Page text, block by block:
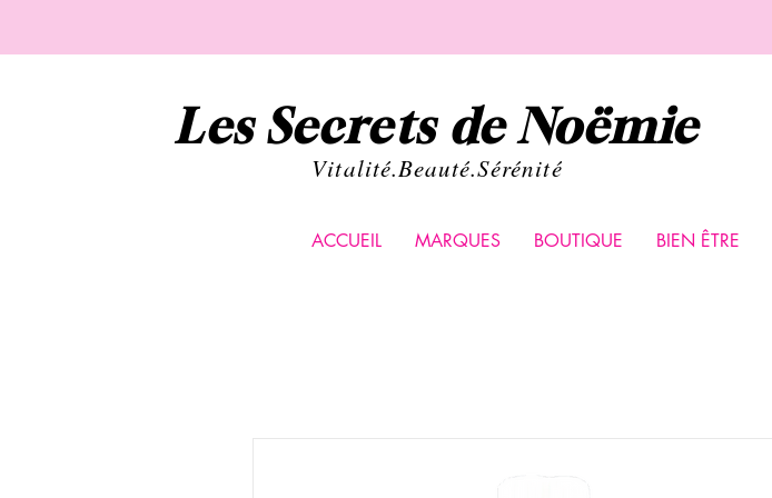
Les Secrets de Noëmie
Vitalité.Beauté.Sérénité
ACCUEIL MARQUES BOUTIQUE BIEN ÊTRE